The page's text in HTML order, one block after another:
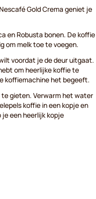
Gold Crema geniet je
en Robusta bonen. De koffie
om melk toe te voegen.
voordat je de deur uitgaat.
om heerlijke koffie te
koffiemachine het begeeft.
gieten. Verwarm het water
koffie in een kopje en
een heerlijk kopje